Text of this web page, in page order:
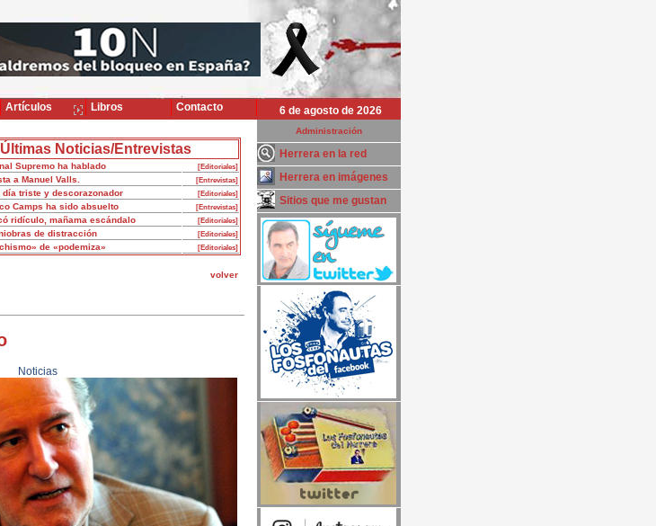
6 de agosto de 2026
Últimas Noticias/Entrevistas
Supremo ha hablado [Editoriales]
a Manuel Valls. [Entrevistas]
día triste y descorazonador [Editoriales]
Camps ha sido absuelto [Entrevistas]
ridículo, mañama escándalo [Editoriales]
de distracción [Editoriales]
de «podemiza» [Editoriales]
volver
Noticias
Administración
Herrera en la red
Herrera en imágenes
Sitios que me gustan
Artículos Libros Contacto